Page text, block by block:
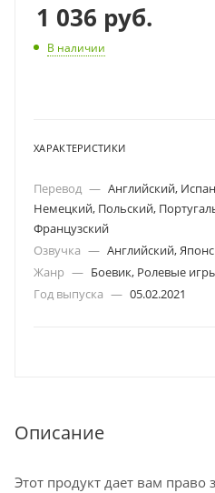
1 036 руб.
В наличии
ХАРАКТЕРИСТИКИ
Перевод — Английский,
Немецкий, Польский,
Французский
Озвучка — Английский,
Жанр — Боевик, Ролевые
Год выпуска — 05.02.2021
Описание
Этот продукт дает вам право